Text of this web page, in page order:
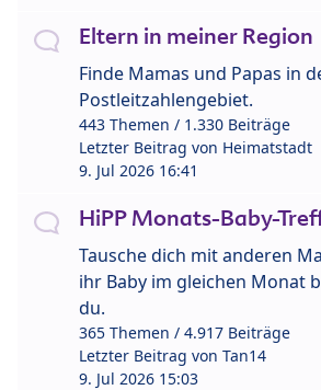
Eltern in meiner Region
Finde Mamas und Papas in
Postleitzahlengebiet.
443 Themen / 1.330 Beiträge
Letzter Beitrag von Heimatstadt
9. Jul 2026 16:41
HiPP Monats-Baby-
Tausche dich mit anderen
ihr Baby im gleichen Monat
du.
365 Themen / 4.917 Beiträge
Letzter Beitrag von Tan14
9. Jul 2026 15:03